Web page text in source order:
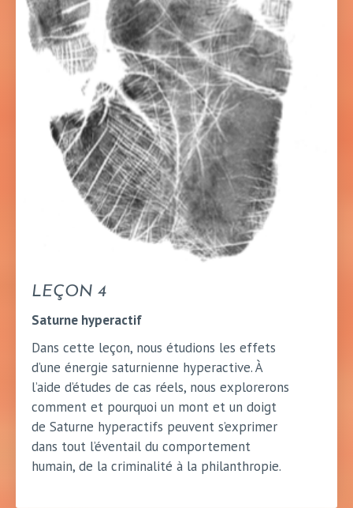
LEÇON 4
Saturne hyperactif
Dans cette leçon, nous étudions les effets
d’une énergie saturnienne hyperactive. À
l’aide d’études de cas réels, nous explorerons
comment et pourquoi un mont et un doigt
de Saturne hyperactifs peuvent s’exprimer
dans tout l’éventail du comportement
humain, de la criminalité à la philanthropie.